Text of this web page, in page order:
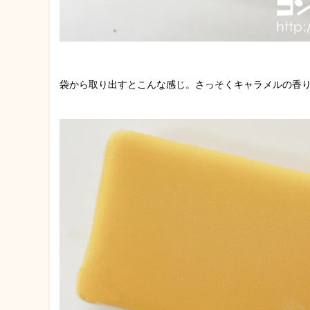
袋から取り出すとこんな感じ。さっそくキャラメルの香